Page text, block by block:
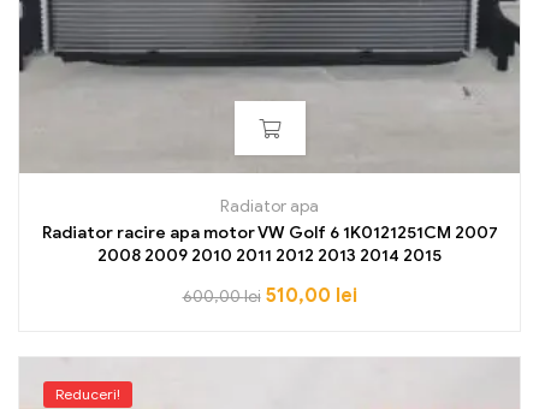
Radiator apa
Radiator racire apa motor VW Golf 6 1K0121251CM 2007
2008 2009 2010 2011 2012 2013 2014 2015
600,00lei 510,00 lei
Reduceri!